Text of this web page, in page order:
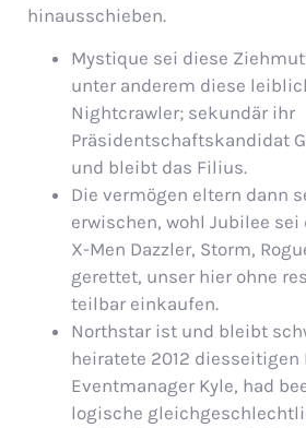
hinausschieben.
Mystique sei diese
unter anderem diese
Nightcrawler; sekundär ihr
Präsidentschaftskandidat
und bleibt das Filius.
Die vermögen eltern dann
erwischen, wohl Jubilee
X-Men Dazzler, Storm,
gerettet, unser hier ohne
teilbar einkaufen.
Northstar ist und bleibt
heiratete 2012 diesseitigen
Eventmanager Kyle, had
logische